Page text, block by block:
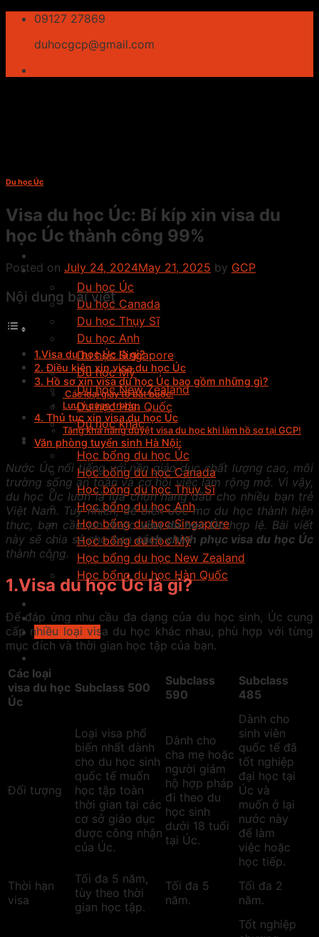
Skip
content
09127 27869
duhocgcp@gmail.com
Du học
Du học Úc
Du học Canada
Du học Thụy Sĩ
Du học Anh
Du học Singapore
Du học Mỹ
Du học New Zealand
Du học Hàn Quốc
Du học khác
Học bổng
Học bổng du học Úc
Học bổng du học Canada
Học bổng du học Thụy Sĩ
Học bổng du học Anh
Học bổng du học Singapore
Học bổng du học Mỹ
Học bổng du học New Zealand
Học bổng du học Hàn Quốc
Tiếng anh du học
Tìm trường
Tư vấn ngay
Du học Úc
Visa du học Úc: Bí kíp xin visa du
học Úc thành công 99%
Posted on July 24, 2024May 21, 2025 by GCP
Nội dung bài viết
1.Visa du học Úc là gì?
2. Điều kiện xin visa du học Úc
3. Hồ sơ xin visa du học Úc bao gồm những gì?
Các loại giấy tờ bắt buộc:
Lưu ý quan trọng:
4. Thủ tục xin visa du học Úc
Tăng khả năng duyệt visa du học khi làm hồ sơ tại GCP!
Văn phòng tuyển sinh Hà Nội:
Nước Úc nổi tiếng với nền giáo dục chất lượng cao, môi
trường sống an toàn và cơ hội việc làm rộng mở. Vì vậy,
du học Úc luôn là lựa chọn hàng đầu cho nhiều bạn trẻ
Việt Nam. Tuy nhiên, để biến ước mơ du học thành hiện
thực, bạn cần xin đượcvisa du học Úchợp lệ. Bài viết
này sẽ chia sẻ cho bạncách chinh phục visa du học Úc
thành công.
1.Visa du học Úc là gì?
Để đáp ứng nhu cầu đa dạng của du học sinh, Úc cung
cấp nhiều loại visa du học khác nhau, phù hợp với từng
mục đích và thời gian học tập của bạn.
Các loại
visa du học
Úc
Subclass 500
Subclass
590
Subclass
485
Đối tượng
Loại visa phổ
biến nhất dành
cho du học sinh
quốc tế muốn
học tập toàn
thời gian tại các
cơ sở giáo dục
được công nhận
của Úc.
Dành cho
cha mẹ hoặc
người giám
hộ hợp pháp
đi theo du
học sinh
dưới 18 tuổi
tại Úc.
Dành cho
sinh viên
quốc tế đã
tốt nghiệp
đại học tại
Úc và
muốn ở lại
nước này
để làm
việc hoặc
học tiếp.
Thời hạn
visa
Tối đa 5 năm,
tùy theo thời
gian học tập.
Tối đa 5
năm.
Tối đa 2
năm.
Tốt nghiệp